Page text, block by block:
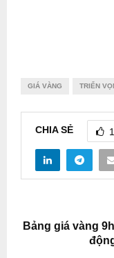
GIÁ VÀNG TRIỂN
CHIA SẺ 1
Bảng giá vàng